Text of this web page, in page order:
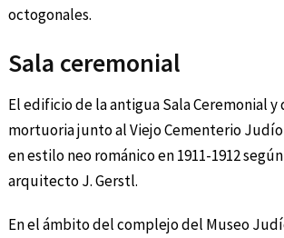
octogonales.
Sala ceremonial
El edificio de la antigua Sala Ceremonial y
mortuoria junto al Viejo Cementerio
en estilo neo románico en 1911-1912
arquitecto J. Gerstl.
En el ámbito del complejo del Museo